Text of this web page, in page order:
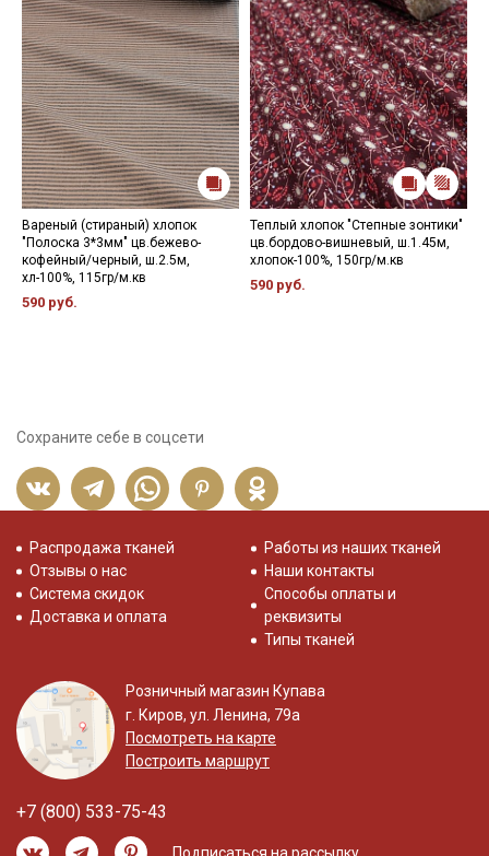
Вареный (стираный) хлопок
"Полоска 3*3мм" цв.бежево-
кофейный/черный, ш.2.5м,
хл-100%, 115гр/м.кв
590 руб.
Теплый хлопок "Степные зонтики"
цв.бордово-вишневый, ш.1.45м,
хлопок-100%, 150гр/м.кв
590 руб.
Сохраните себе в соцсети
Распродажа тканей
Отзывы о нас
Система скидок
Доставка и оплата
Работы из наших тканей
Наши контакты
Способы оплаты и
реквизиты
Типы тканей
Розничный магазин Купава
г. Киров, ул. Ленина, 79а
Посмотреть на карте
Построить маршрут
+7 (800) 533-75-43
Подписаться на рассылку